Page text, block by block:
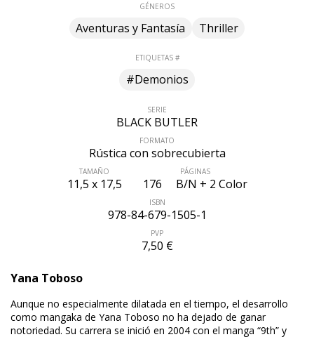
GÉNEROS
Aventuras y Fantasía Thriller
ETIQUETAS #
#Demonios
SERIE
BLACK BUTLER
FORMATO
Rústica con sobrecubierta
TAMAÑO
11,5 x 17,5
PÁGINAS
176 B/N + 2 Color
ISBN
978-84-679-1505-1
PVP
7,50 €
Yana Toboso
Aunque no especialmente dilatada en el tiempo, el desarrollo
como mangaka de Yana Toboso no ha dejado de ganar
notoriedad. Su carrera se inició en 2004 con el manga “9th” y